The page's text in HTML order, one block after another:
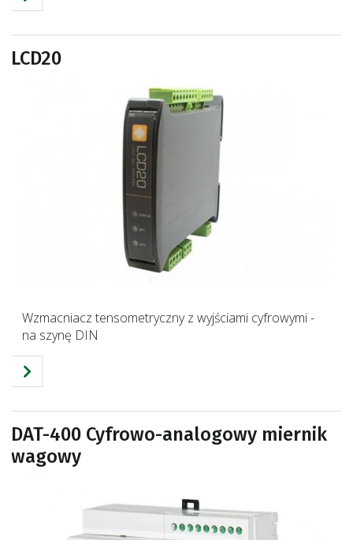
LCD20
Wzmacniacz tensometryczny z wyjściami cyfrowymi -
na szynę DIN
DAT-400 Cyfrowo-analogowy miernik
wagowy